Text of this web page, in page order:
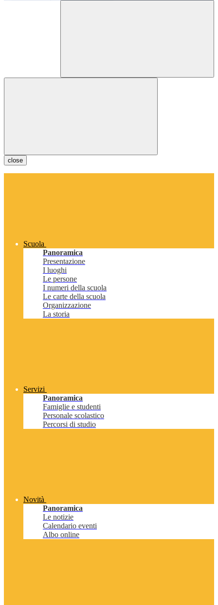
close
Scuola
Panoramica
Presentazione
I luoghi
Le persone
I numeri della scuola
Le carte della scuola
Organizzazione
La storia
Servizi
Panoramica
Famiglie e studenti
Personale scolastico
Percorsi di studio
Novità
Panoramica
Le notizie
Calendario eventi
Albo online